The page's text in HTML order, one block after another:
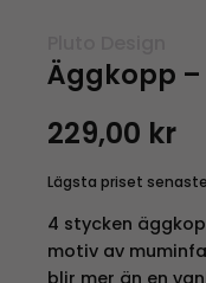
Äggkopp
229,00 kr
Lägsta priset
4 stycken
motiv av
blir mer än en